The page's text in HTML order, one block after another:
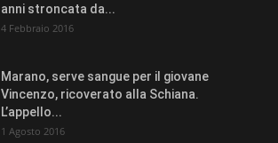
anni stroncata da...
4 Febbraio 2016
Marano, serve sangue per il giovane
Vincenzo, ricoverato alla Schiana.
L’appello...
1 Agosto 2016